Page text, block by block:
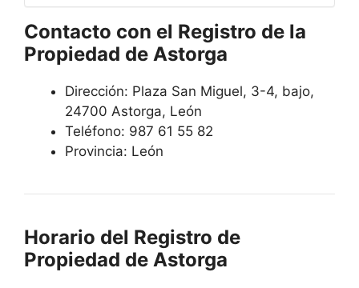
Contacto con el Registro de la
Propiedad de Astorga
Dirección: Plaza San Miguel, 3-4, bajo,
24700 Astorga, León
Teléfono: 987 61 55 82
Provincia: León
Horario del Registro de
Propiedad de Astorga